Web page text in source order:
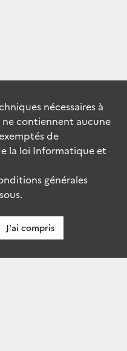
nécessaires à
contiennent aucune
de
la loi Informatique et
générales
J'ai compris